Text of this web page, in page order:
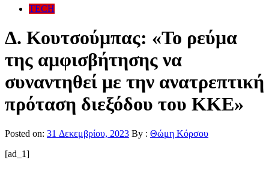
TECH
Δ. Κουτσούμπας: «Το ρεύμα
της αμφισβήτησης να
συναντηθεί με την ανατρεπτική
πρόταση διεξόδου του ΚΚΕ»
Posted on: 31 Δεκεμβρίου, 2023 By : Θώμη Κόρσου
[ad_1]